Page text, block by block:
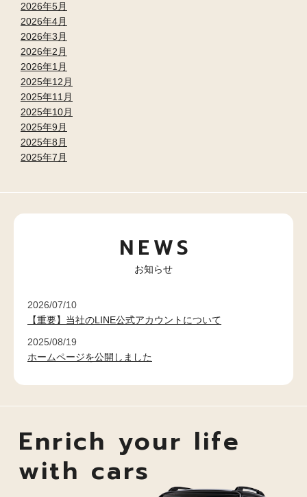
2026年5月
2026年4月
2026年3月
2026年2月
2026年1月
2025年12月
2025年11月
2025年10月
2025年9月
2025年8月
2025年7月
NEWS
お知らせ
2026/07/10
【重要】当社のLINE公式アカウントについて
2025/08/19
ホームページを公開しました
Enrich your life
with cars